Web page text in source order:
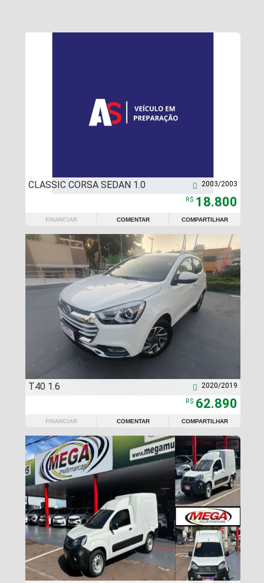
CLASSIC CORSA SEDAN 1.0 2003/2003

R$ 18.800
FINANCIAR COMENTAR COMPARTILHAR
T40 1.6 2020/2019

R$ 62.890
FINANCIAR COMENTAR COMPARTILHAR